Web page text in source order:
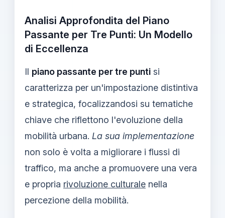
Analisi Approfondita del Piano
Passante per Tre Punti: Un Modello
di Eccellenza
Il piano passante per tre punti si
caratterizza per un'impostazione distintiva
e strategica, focalizzandosi su tematiche
chiave che riflettono l'evoluzione della
mobilità urbana. La sua implementazione
non solo è volta a migliorare i flussi di
traffico, ma anche a promuovere una vera
e propria rivoluzione culturale nella
percezione della mobilità.